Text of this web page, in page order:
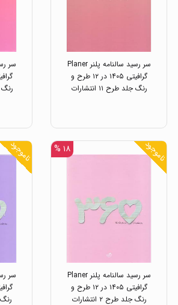
سر رسید سالنامه پلنر Planer
گرافیتی ۱۴۰۵ در ۱۲ طرح و
رنگ جلد طرح ۱۱ انتشارات
ناموجود ۱۸ %
سر رسید سالنامه پلنر Planer
گرافیتی ۱۴۰۵ در ۱۲ طرح و
رنگ جلد طرح ۲ انتشارات
ناموجود